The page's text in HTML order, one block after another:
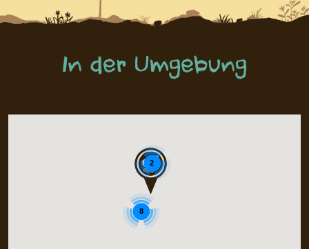
In der Umgebung
8
2